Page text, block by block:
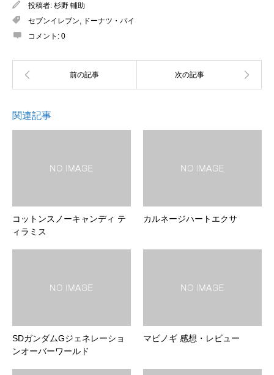
投稿者: 杉野 輔助
セブンイレブン, ドーナツ・パイ
コメント: 0
関連記事
コットンスノーキャンディ テ
ィラミス
カルネージハートエクサ
SDガンダムGジェネレーショ
ンオーバーワールド
マビノギ 感想・レビュー